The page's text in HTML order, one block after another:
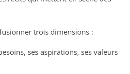
trois dimensions :
ses aspirations, ses valeurs